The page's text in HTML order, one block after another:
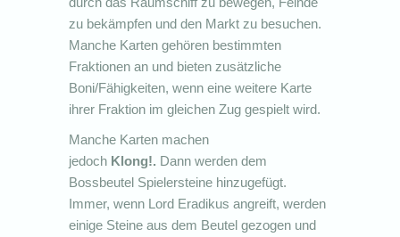
zu bekämpfen und den Markt zu besuchen.
Manche Karten gehören bestimmten
Fraktionen an und bieten zusätzliche
Boni/Fähigkeiten, wenn eine weitere Karte
ihrer Fraktion im gleichen Zug gespielt wird.
Manche Karten machen
jedoch Klong!. Dann werden dem
Bossbeutel Spielersteine hinzugefügt.
Immer, wenn Lord Eradikus angreift, werden
einige Steine aus dem Beutel gezogen und